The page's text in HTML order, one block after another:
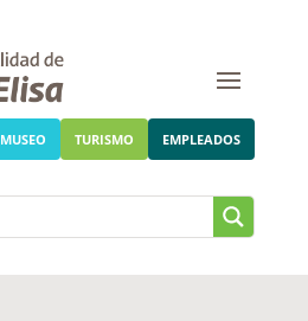
MUSEO TURISMO EMPLEADOS